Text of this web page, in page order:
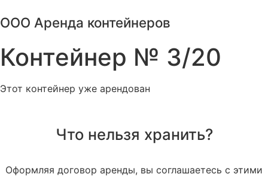
к
ООО Аренда контейнеров
Контейнер № 3/20
Этот контейнер уже арендован
Что нельзя хранить?
Оформляя договор аренды, вы соглашаетесь с этими